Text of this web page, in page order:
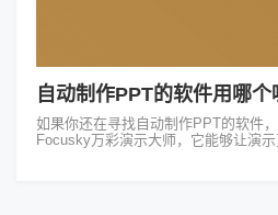
自动制作PPT的软件用哪个
如果你还在寻找自动制作PPT的软件
Focusky万彩演示大师，它能够让演